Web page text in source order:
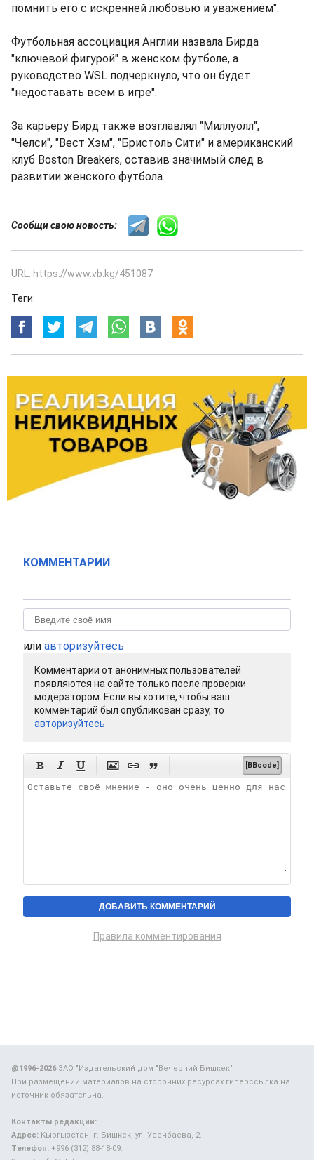
помнить его с искренней любовью и уважением".
Футбольная ассоциация Англии назвала Бирда
"ключевой фигурой" в женском футболе, а
руководство WSL подчеркнуло, что он будет
"недоставать всем в игре".
За карьеру Бирд также возглавлял "Миллуолл",
"Челси", "Вест Хэм", "Бристоль Сити" и американский
клуб Boston Breakers, оставив значимый след в
развитии женского футбола.
Сообщи свою новость:
URL: https://www.vb.kg/451087
Теги:
КОММЕНТАРИИ
или авторизуйтесь
Комментарии от анонимных пользователей
появляются на сайте только после проверки
модератором. Если вы хотите, чтобы ваш
комментарий был опубликован сразу, то
авторизуйтесь
      [BBcode]
Правила комментирования
@1996-2026ЗАО "Издательский дом "Вечерний Бишкек"
При размещении материалов на сторонних ресурсах гиперссылка на
источник обязательна.
Контакты редакции:
Адрес: Кыргызстан, г. Бишкек, ул. Усенбаева, 2.
Телефон: +996 (312) 88-18-09.